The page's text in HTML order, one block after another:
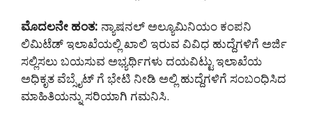
ಮೊದಲನೇ ಹಂತ: ನ್ಯಾಷನಲ್ ಅಲ್ಯೂಮಿನಿಯಂ ಕಂಪನಿ
ಲಿಮಿಟೆಡ್ ಇಲಾಖೆಯಲ್ಲಿ ಖಾಲಿ ಇರುವ ವಿವಿಧ ಹುದ್ದೆಗಳಿಗೆ ಅರ್ಜಿ
ಸಲ್ಲಿಸಲು ಬಯಸುವ ಅಭ್ಯರ್ಥಿಗಳು ದಯವಿಟ್ಟು ಇಲಾಖೆಯ
ಅಧಿಕೃತ ವೆಬ್ಸೈಟ್ ಗೆ ಭೇಟಿ ನೀಡಿ ಅಲ್ಲಿ ಹುದ್ದೆಗಳಿಗೆ ಸಂಬಂಧಿಸಿದ
ಮಾಹಿತಿಯನ್ನು ಸರಿಯಾಗಿ ಗಮನಿಸಿ.